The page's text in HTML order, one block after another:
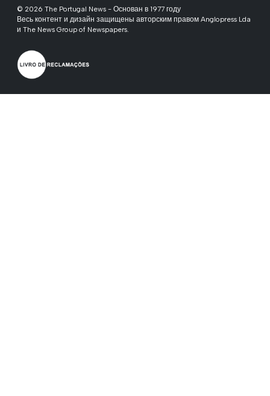
© 2026 The Portugal News - Основан в 1977 году
Весь контент и дизайн защищены авторским правом Anglopress Lda
и The News Group of Newspapers.